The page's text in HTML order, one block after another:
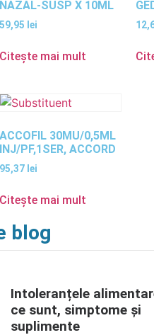
NAZAL-SUSP X 10ML
59,95 lei
Citește mai mult
ACCOFIL 30MU/0,5ML
INJ/PF,1SER, ACCORD
95,37 lei
Citește mai mult
blog
Intoleranțele
ce sunt, simptome și
suplimente